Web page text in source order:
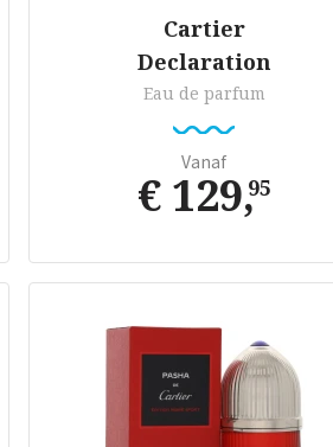
Cartier
Declaration
Eau de parfum
Vanaf
€ 129,95